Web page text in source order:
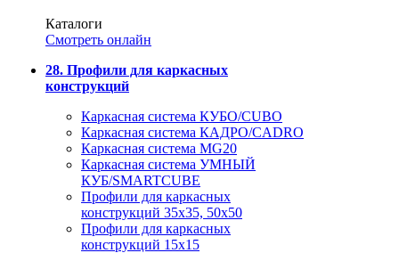
Каталоги
Смотреть онлайн
28. Профили для каркасных
конструкций
Каркасная система КУБО/CUBO
Каркасная система КАДРО/CADRO
Каркасная система MG20
Каркасная система УМНЫЙ
КУБ/SMARTCUBE
Профили для каркасных
конструкций 35x35, 50x50
Профили для каркасных
конструкций 15х15